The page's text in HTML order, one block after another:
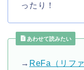
ったり！
あわせて読みたい
→ ReFa（リフ